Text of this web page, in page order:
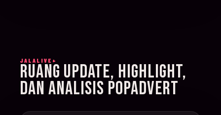
012
14-Jun-
26
20:00 Sweden v Tunisia
JALALIVE+
RUANG UPDATE, HIGHLIGHT,
DAN ANALISIS POPADVERT